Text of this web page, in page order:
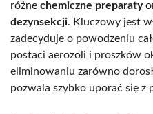
różne chemiczne preparaty
dezynsekcji. Kluczowy jest
zadecyduje o powodzeniu
postaci aerozoli i proszków
eliminowaniu zarówno
pozwala szybko uporać się z